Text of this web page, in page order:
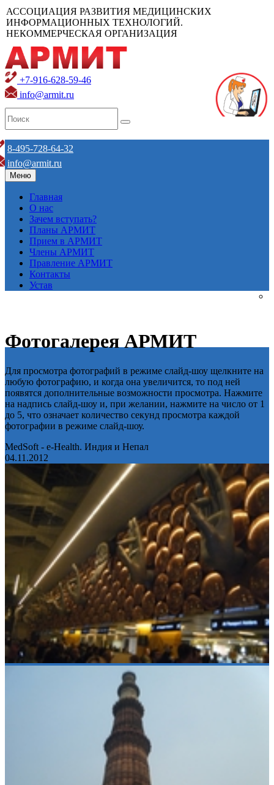
АССОЦИАЦИЯ РАЗВИТИЯ МЕДИЦИНСКИХ
ИНФОРМАЦИОННЫХ ТЕХНОЛОГИЙ.
НЕКОММЕРЧЕСКАЯ ОРГАНИЗАЦИЯ
+7-916-628-59-46
info@armit.ru
8-495-728-64-32
info@armit.ru
Меню
Главная
О нас
Зачем вступать?
Планы АРМИТ
Прием в АРМИТ
Члены АРМИТ
Правление АРМИТ
Контакты
Устав
Фотогалерея АРМИТ
Для просмотра фотографий в режиме слайд-шоу щелкните на
любую фотографию, и когда она увеличится, то под ней
появятся дополнительные возможности просмотра. Нажмите
на надпись слайд-шоу и, при желании, нажмите на число от 1
до 5, что означает количество секунд просмотра каждой
фотографии в режиме слайд-шоу.
MedSoft - e-Health. Индия и Непал
04.11.2012